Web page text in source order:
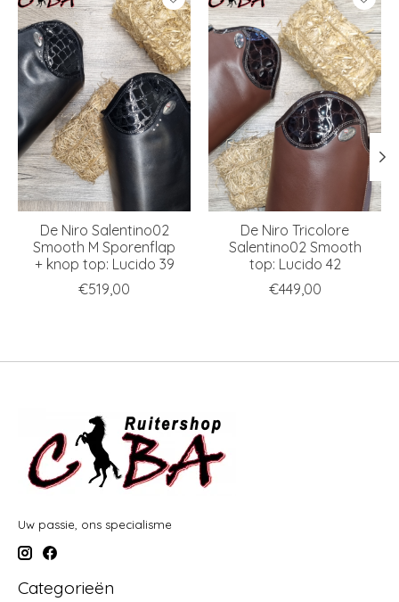
De Niro Salentino02
Smooth M Sporenflap
+ knop top: Lucido 39
€519,00
De Niro Tricolore
Salentino02 Smooth
top: Lucido 42
€449,00
Uw passie, ons specialisme
Categorieën